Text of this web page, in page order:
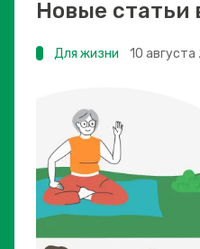
Новые статьи
Для жизни 10